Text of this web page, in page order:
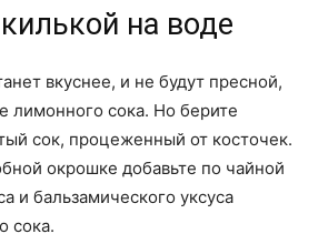
на воде
вкуснее, и не будут пресной,
лимонного сока. Но берите
сок, процеженный от косточек.
окрошке добавьте по чайной
и бальзамического уксуса
сока.